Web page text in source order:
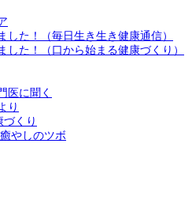
した！（毎日生き生き健康通信）
した！（口から始まる健康づくり）
医に聞く
り
くり
やしのツボ